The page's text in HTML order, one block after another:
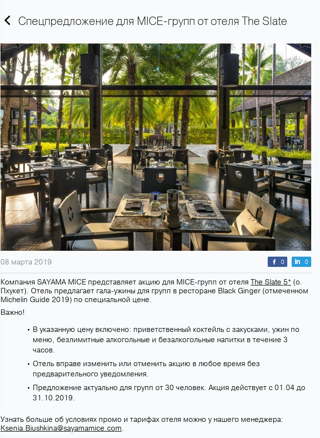
Спецпредложение для MICE-групп от отеля The Slate
08 марта 2019 0 0
Компания SAYAMA MICE представляет акцию для MICE-групп от отеля The Slate 5* (о.
Пхукет). Отель предлагает гала-ужины для групп в ресторане Black Ginger (отмеченном
Michelin Guide 2019) по специальной цене.
Важно!
В указанную цену включено: приветственный коктейль с закусками, ужин по
меню, безлимитные алкогольные и безалкогольные напитки в течение 3
часов.
Отель вправе изменить или отменить акцию в любое время без
предварительного уведомления.
Предложение актуально для групп от 30 человек. Акция действует c 01.04 до
31.10.2019.
Узнать больше об условиях промо и тарифах отеля можно у нашего менеджера:
Ksenia.Biushkina@sayamamice.com.